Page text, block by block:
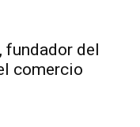
fundador del
comercio